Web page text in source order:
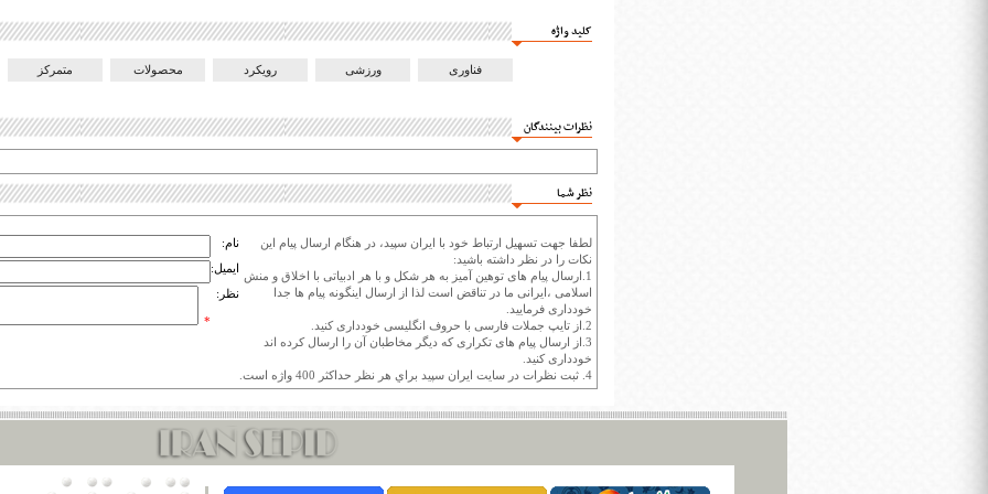
کلید واژه
فناوری ورزشی رویکرد محصولات متمرکز
نظرات بینندگان
نظر شما
لطفا جهت تسهیل ارتباط خود با ایران سپید، در هنگام ارسال پیام این
نکات را در نظر داشته باشید:
1.ارسال پیام های توهین آمیز به هر شکل و با هر ادبیاتی با اخلاق و منش
اسلامی ،ایرانی ما در تناقض است لذا از ارسال اینگونه پیام ها جدا
خودداری فرمایید.
2.از تایپ جملات فارسی با حروف انگلیسی خودداری کنید.
3.از ارسال پیام های تکراری که دیگر مخاطبان آن را ارسال کرده اند
خودداری کنید.
4. ثبت نظرات در سايت ايران سپيد براي هر نظر حداکثر 400 واژه است.
نام:
ایمیل:
نظر:
*